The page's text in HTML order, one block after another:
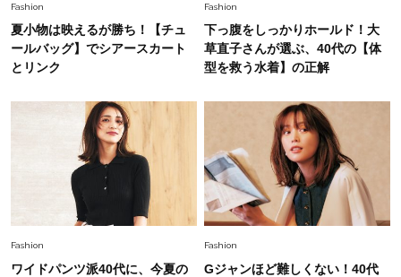
やぐ【甘め黒アイテム】3選
Fashion
26年夏は「小ぶり」が大流行中！人と被らない
【最旬かごバッグ】6選
Fashion
夏小物は映えるが勝ち！【チュ
ールバッグ】でシアースカート
とリンク
Fashion
下っ腹をしっかりホールド！大
草直子さんが選ぶ、40代の【体
型を救う水着】の正解
Fashion
ワイドパンツ派40代に、今夏の
Fashion
Gジャンほど難しくない！40代